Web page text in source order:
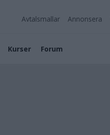
Avtalsmallar Annonsera
Kurser Forum